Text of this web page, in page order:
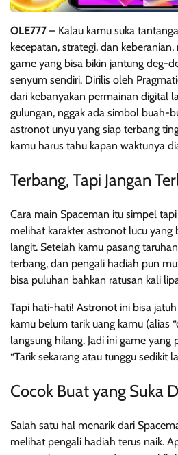
OLE777 – Kalau kamu suka
kecepatan, strategi, dan
game yang bisa bikin jantung deg-
senyum sendiri. Dirilis oleh
dari kebanyakan permainan digital
gulungan, nggak ada simbol buah-
astronot unyu yang siap terbang
kamu harus tahu kapan waktunya
Terbang, Tapi Jangan
Cara main Spaceman itu simpel
melihat karakter astronot lucu yang
langit. Setelah kamu pasang
terbang, dan pengali hadiah pun
bisa puluhan bahkan ratusan kali
Tapi hati-hati! Astronot ini bisa
kamu belum tarik uang kamu (alias
langsung hilang. Jadi ini game yang
“Tarik sekarang atau tunggu sedikit
Cocok Buat yang Suka
Salah satu hal menarik dari
melihat pengali hadiah terus naik.